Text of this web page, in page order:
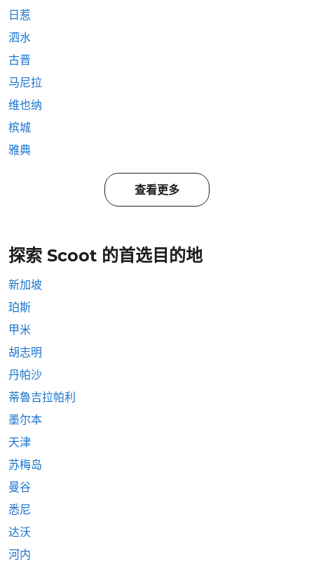
日惹
泗水
古晋
马尼拉
维也纳
槟城
雅典
查看更多
探索 Scoot 的首选目的地
新加坡
珀斯
甲米
胡志明
丹帕沙
蒂魯吉拉帕利
墨尔本
天津
苏梅岛
曼谷
悉尼
达沃
河内